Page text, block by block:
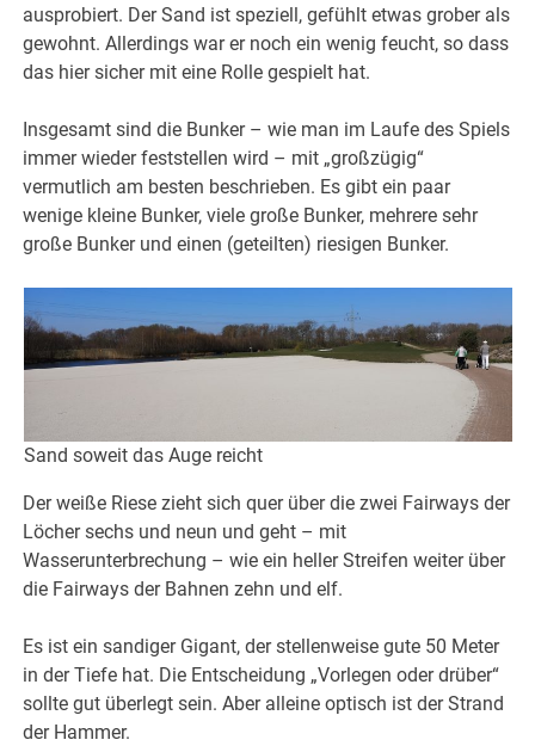
ausprobiert. Der Sand ist speziell, gefühlt etwas grober als
gewohnt. Allerdings war er noch ein wenig feucht, so dass
das hier sicher mit eine Rolle gespielt hat.
Insgesamt sind die Bunker – wie man im Laufe des Spiels
immer wieder feststellen wird – mit „großzügig“
vermutlich am besten beschrieben. Es gibt ein paar
wenige kleine Bunker, viele große Bunker, mehrere sehr
große Bunker und einen (geteilten) riesigen Bunker.
Sand soweit das Auge reicht
Der weiße Riese zieht sich quer über die zwei Fairways der
Löcher sechs und neun und geht – mit
Wasserunterbrechung – wie ein heller Streifen weiter über
die Fairways der Bahnen zehn und elf.
Es ist ein sandiger Gigant, der stellenweise gute 50 Meter
in der Tiefe hat. Die Entscheidung „Vorlegen oder drüber“
sollte gut überlegt sein. Aber alleine optisch ist der Strand
der Hammer.